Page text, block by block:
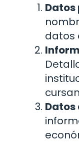
Datos
datos
Datos